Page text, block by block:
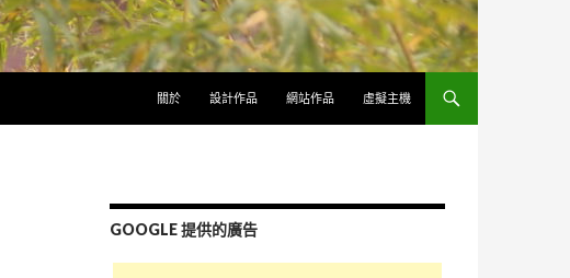
關於
設計作品 網站作品 虛擬主機
GOOGLE 提供的廣告